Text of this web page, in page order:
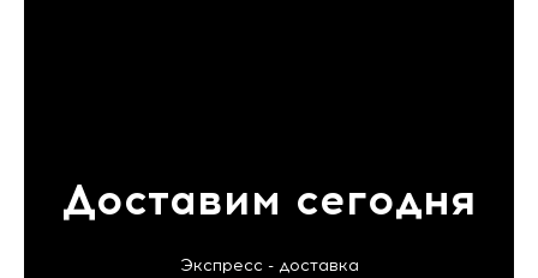
Доставим сегодня
Экспресс - доставка